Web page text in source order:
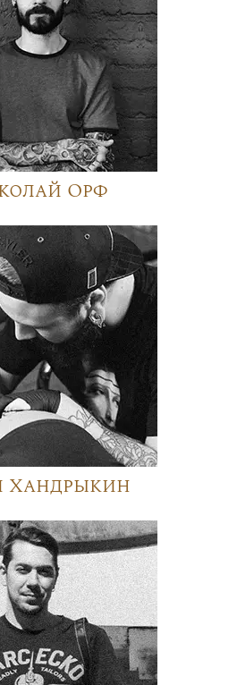
Орф